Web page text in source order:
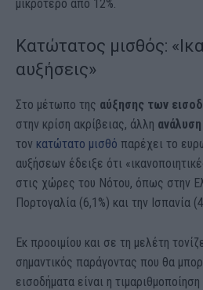
μικρότερο από 12%.
Κατώτατος μισθός:
αυξήσεις»
Στο μέτωπο της αύξησης των
στην κρίση ακρίβειας, άλλη
τον κατώτατο μισθό παρέχει το
αυξήσεων έδειξε ότι
στις χώρες του Νότου, όπως στην
Πορτογαλία (6,1%) και την Ισπανία
Εκ προοιμίου και σε τη μελέτη
σημαντικός παράγοντας που θα
εισοδήματα είναι η